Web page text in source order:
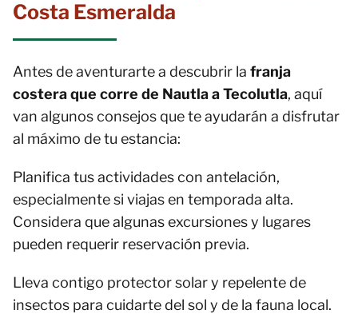
Costa Esmeralda
Antes de aventurarte a descubrir la franja
costera que corre de Nautla a Tecolutla, aquí
van algunos consejos que te ayudarán a disfrutar
al máximo de tu estancia:
Planifica tus actividades con antelación,
especialmente si viajas en temporada alta.
Considera que algunas excursiones y lugares
pueden requerir reservación previa.
Lleva contigo protector solar y repelente de
insectos para cuidarte del sol y de la fauna local.